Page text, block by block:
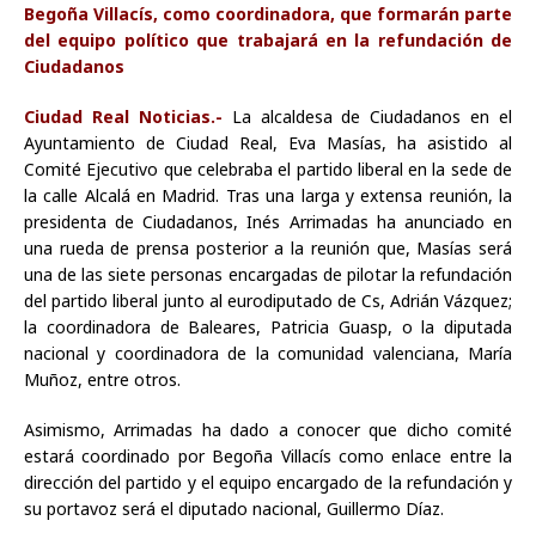
Begoña Villacís, como coordinadora, que formarán parte
del equipo político que trabajará en la refundación de
Ciudadanos
Ciudad Real Noticias.- La alcaldesa de Ciudadanos en el
Ayuntamiento de Ciudad Real, Eva Masías, ha asistido al
Comité Ejecutivo que celebraba el partido liberal en la sede de
la calle Alcalá en Madrid. Tras una larga y extensa reunión, la
presidenta de Ciudadanos, Inés Arrimadas ha anunciado en
una rueda de prensa posterior a la reunión que, Masías será
una de las siete personas encargadas de pilotar la refundación
del partido liberal junto al eurodiputado de Cs, Adrián Vázquez;
la coordinadora de Baleares, Patricia Guasp, o la diputada
nacional y coordinadora de la comunidad valenciana, María
Muñoz, entre otros.
Asimismo, Arrimadas ha dado a conocer que dicho comité
estará coordinado por Begoña Villacís como enlace entre la
dirección del partido y el equipo encargado de la refundación y
su portavoz será el diputado nacional, Guillermo Díaz.